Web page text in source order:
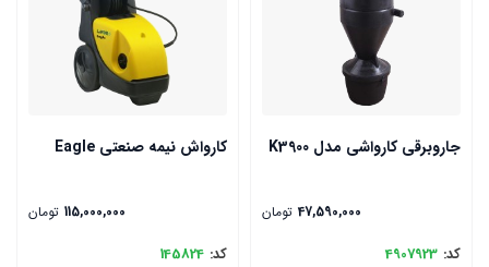
جاروبرقی کارواشی مدل K3900
47,590,000 تومان
کد: 4907923
کارواش نیمه صنعتی Eagle
115,000,000 تومان
کد: 145824